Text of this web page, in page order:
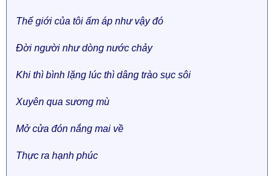
Thế giới của tôi ấm áp như vậy đó
Đời người như dòng nước chảy
Khi thì bình lặng lúc thì dâng trào sục sôi
Xuyên qua sương mù
Mở cửa đón nắng mai về
Thực ra hạnh phúc